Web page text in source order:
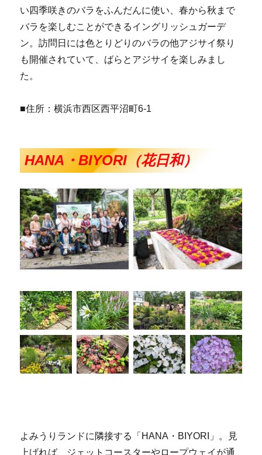
い四季咲きのバラをふんだんに使い、春から秋まで
バラを楽しむことができるイングリッシュガーデ
ン。訪問日には色とりどりのバラの他アジサイ祭り
も開催されていて、ばらとアジサイを楽しみまし
た。
■住所：横浜市西区西平沼町6-1
HANA・BIYORI （花日和）
よみうりランドに隣接する「HANA・BIYORI」。見
上げれば、ジェットコースターやロープウェイが通